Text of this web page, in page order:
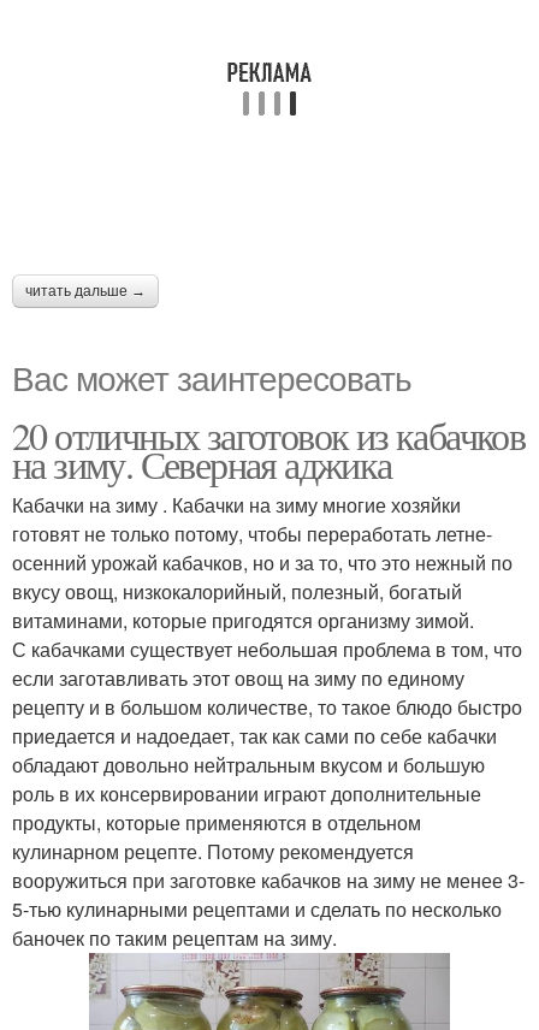
читать дальше →
Вас может заинтересовать
20 отличных заготовок из кабачков
на зиму. Северная аджика
Кабачки на зиму . Кабачки на зиму многие хозяйки
готовят не только потому, чтобы переработать летне-
осенний урожай кабачков, но и за то, что это нежный по
вкусу овощ, низкокалорийный, полезный, богатый
витаминами, которые пригодятся организму зимой.
С кабачками существует небольшая проблема в том, что
если заготавливать этот овощ на зиму по единому
рецепту и в большом количестве, то такое блюдо быстро
приедается и надоедает, так как сами по себе кабачки
обладают довольно нейтральным вкусом и большую
роль в их консервировании играют дополнительные
продукты, которые применяются в отдельном
кулинарном рецепте. Потому рекомендуется
вооружиться при заготовке кабачков на зиму не менее 3-
5-тью кулинарными рецептами и сделать по несколько
баночек по таким рецептам на зиму.